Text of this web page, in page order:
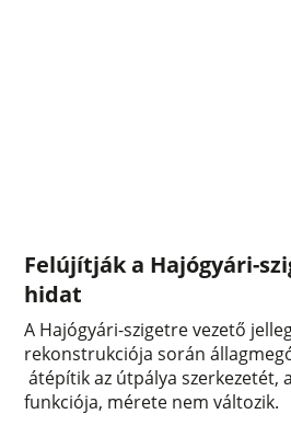
Felújítják a Hajógyári-
hidat
A Hajógyári-szigetre vezető
rekonstrukciója során
átépítik az útpálya szerkezetét,
funkciója, mérete nem változik.